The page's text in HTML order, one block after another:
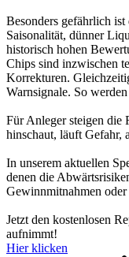
Besonders gefährlich ist
Saisonalität, dünner
historisch hohen
Chips sind inzwischen
Korrekturen.
Warnsignale. So
Für Anleger steigen die
hinschaut, läuft Gefahr,
In unserem aktuellen
denen die
Gewinnmitnahmen
Jetzt den kostenlosen
aufnimmt!
Hier klicken